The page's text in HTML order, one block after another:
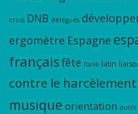
cross DNB délégués
ergomètre Espagne
français fête Italie latin
contre le harcèlement
musique orientation